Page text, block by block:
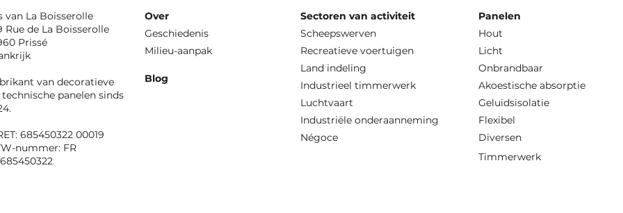
van La Boisserolle
Rue de La Boisserolle
Prissé
van decoratieve
technische panelen sinds
685450322 00019
nummer: FR
Over
Geschiedenis
Milieu-aanpak
Blog
Sectoren van activiteit
Panelen
Scheepswerven
Hout
Recreatieve voertuigen
Licht
Land indeling
Onbrandbaar
Industrieel timmerwerk
Akoestische absorptie
Luchtvaart
Geluidsisolatie
Industriële onderaanneming
Flexibel
Diversen
Négoce
Timmerwerk